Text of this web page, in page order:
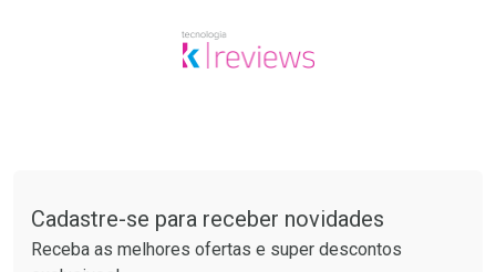
Cadastre-se para receber novidades
Receba as melhores ofertas e super descontos